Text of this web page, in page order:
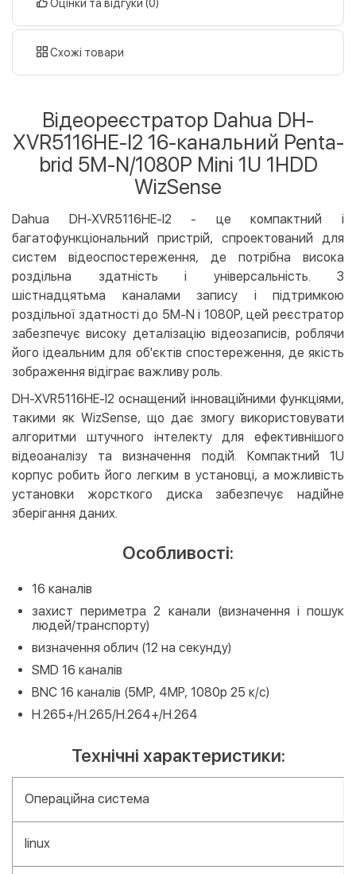
Дату доставки уточнюйте
Оплата у відділенні Justin
готівкою
картою
LiqPay
Apple Pay
Google Pay
Оплата на карту юр.особи
Оплата на рахунок юр.особи
Кредит
Миттєва розстрочка (Приватбанк)
Оплата частинами (Приватбанк)
Покупка частинами (Монобанк)
Оцінки та відгуки (0)
Схожі товари
Відеореєстратор Dahua DH-
XVR5116HE-I2 16-канальний Penta-
brid 5M-N/1080P Mini 1U 1HDD
WizSense
Dahua DH-XVR5116HE-I2 - це компактний і
багатофункціональний пристрій, спроектований для
систем відеоспостереження, де потрібна висока
роздільна здатність і універсальність. З
шістнадцятьма каналами запису і підтримкою
роздільної здатності до 5M-N і 1080P, цей реєстратор
забезпечує високу деталізацію відеозаписів, роблячи
його ідеальним для об'єктів спостереження, де якість
зображення відіграє важливу роль.
DH-XVR5116HE-I2 оснащений інноваційними функціями,
такими як WizSense, що дає змогу використовувати
алгоритми штучного інтелекту для ефективнішого
відеоаналізу та визначення подій. Компактний 1U
корпус робить його легким в установці, а можливість
установки жорсткого диска забезпечує надійне
зберігання даних.
Особливості:
16 каналів
захист периметра 2 канали (визначення і пошук
людей/транспорту)
визначення облич (12 на секунду)
SMD 16 каналів
BNC 16 каналів (5MP, 4MP, 1080p 25 к/с)
H.265+/H.265/H.264+/H.264
Технічні характеристики:
Операційна система
linux